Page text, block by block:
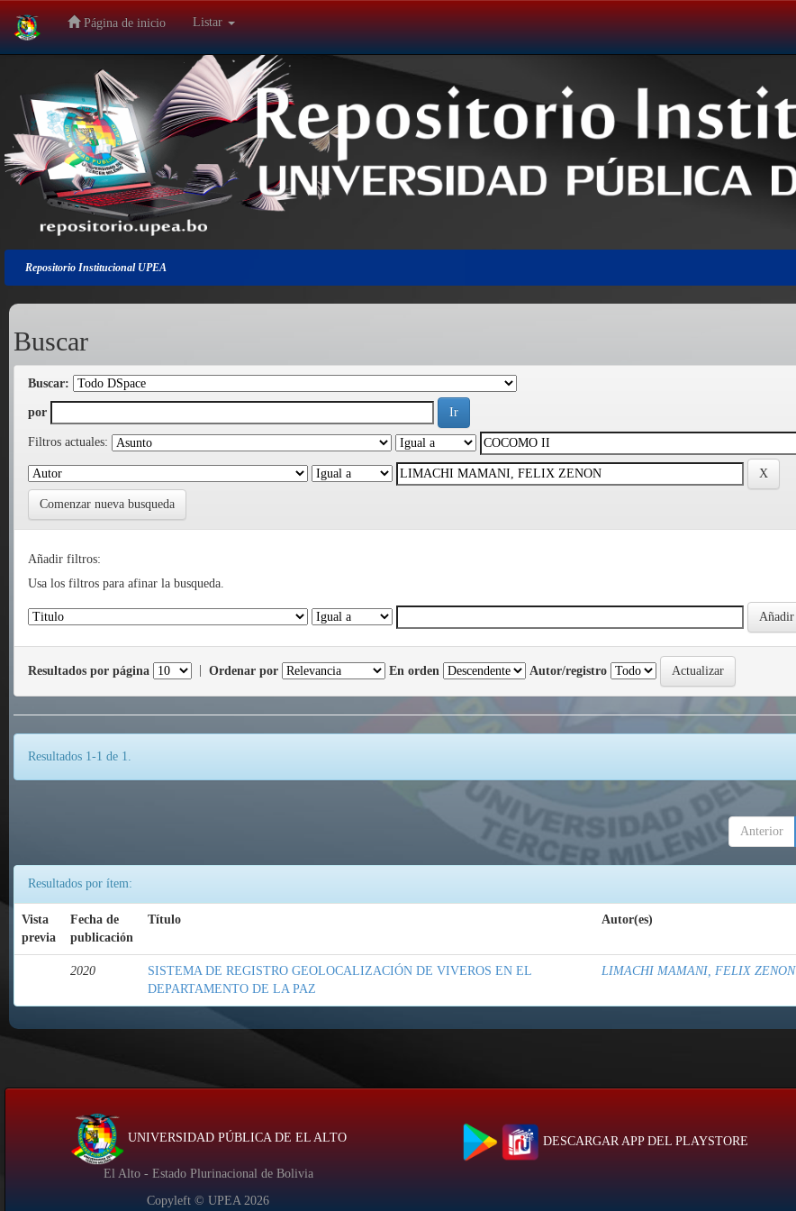
Salir
navegación
Página de inicio Listar
Repositorio Institucional UPEA
Buscar
Buscar:
por
Filtros actuales:
Comenzar nueva busqueda
Añadir filtros:
Usa los filtros para afinar la busqueda.
Resultados por página Ordenar por En orden Autor/registro
Resultados 1-1 de 1.
Anterior
Resultados por ítem:
Vista
previa
Fecha de
publicación
Título Autor(es)
2020
SISTEMA DE REGISTRO GEOLOCALIZACIÓN DE VIVEROS EN EL
DEPARTAMENTO DE LA PAZ
LIMACHI MAMANI, FELIX ZENON
UNIVERSIDAD PÚBLICA DE EL ALTO
El Alto - Estado Plurinacional de Bolivia
Copyleft © UPEA2026
DESCARGAR APP DEL PLAYSTORE